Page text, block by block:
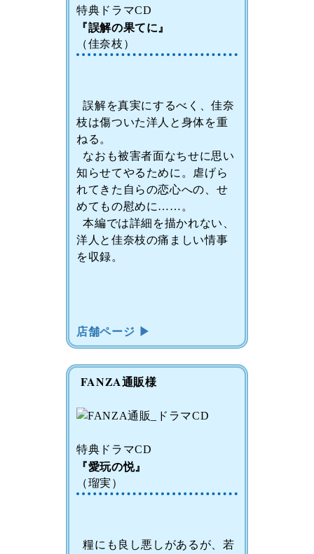
特典ドラマCD
『誤解の果てに』
（佳奈枝）
誤解を真実にするべく、佳奈
枝は傷ついた洋人と身体を重
ねる。
なおも被害者面なちせに思い
知らせてやるために。虐げら
れてきた自らの恋心への、せ
めてもの慰めに……。
本編では詳細を描かれない、
洋人と佳奈枝の痛ましい情事
を収録。
店舗ページ ▶
FANZA通販様
特典ドラマCD
『愛玩の悦』
（瑠実）
糧にも良し悪しがあるが、若